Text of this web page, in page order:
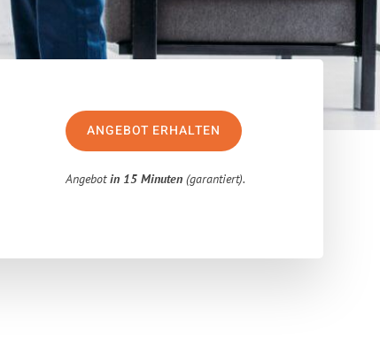
ANGEBOT ERHALTEN
Angebotin 15 Minuten (garantiert).